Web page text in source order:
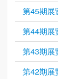
第45期展
第44期展
第43期展
第42期展